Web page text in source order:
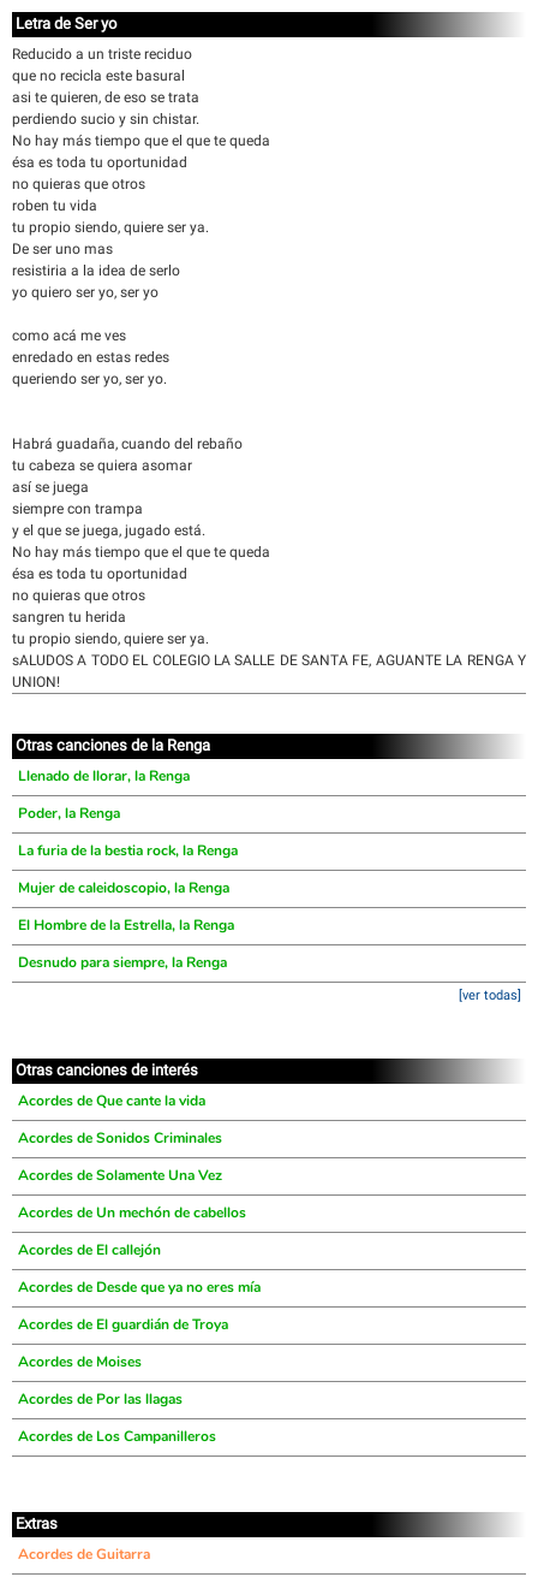
Letra de Ser yo
Reducido a un triste reciduo
que no recicla este basural
asi te quieren, de eso se trata
perdiendo sucio y sin chistar.
No hay más tiempo que el que te queda
ésa es toda tu oportunidad
no quieras que otros
roben tu vida
tu propio siendo, quiere ser ya.
De ser uno mas
resistiria a la idea de serlo
yo quiero ser yo, ser yo
como acá me ves
enredado en estas redes
queriendo ser yo, ser yo.
Habrá guadaña, cuando del rebaño
tu cabeza se quiera asomar
así se juega
siempre con trampa
y el que se juega, jugado está.
No hay más tiempo que el que te queda
ésa es toda tu oportunidad
no quieras que otros
sangren tu herida
tu propio siendo, quiere ser ya.
sALUDOS A TODO EL COLEGIO LA SALLE DE SANTA FE, AGUANTE LA RENGA Y
UNION!
Otras canciones de la Renga
Llenado de llorar, la Renga
Poder, la Renga
La furia de la bestia rock, la Renga
Mujer de caleidoscopio, la Renga
El Hombre de la Estrella, la Renga
Desnudo para siempre, la Renga
[ver todas]
Otras canciones de interés
Acordes de Que cante la vida
Acordes de Sonidos Criminales
Acordes de Solamente Una Vez
Acordes de Un mechón de cabellos
Acordes de El callejón
Acordes de Desde que ya no eres mía
Acordes de El guardián de Troya
Acordes de Moises
Acordes de Por las llagas
Acordes de Los Campanilleros
Extras
Acordes de Guitarra